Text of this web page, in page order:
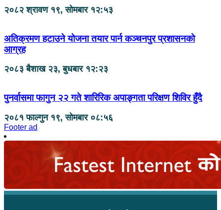
२०८२ श्रावण १९, सोमबार १२:५३
अतिक्रमण हटाउने योजना तयार पार्न कञ्चनपुर प्रशासनको
आग्रह
२०८३ बैशाख २३, बुधबार १२:२३
पुनर्वासमा फागुन २२ गते शारिरिक अपाङ्गता परिक्षण शिविर हुँदै
२०८१ फाल्गुन १९, सोमबार ०८:५६
Footer ad